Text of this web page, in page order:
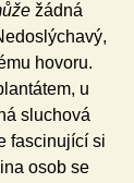
žádná
hovoru.
u
sluchová
fascinující si
osob se